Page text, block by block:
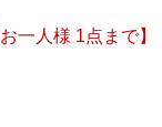
お一人様 1点まで】